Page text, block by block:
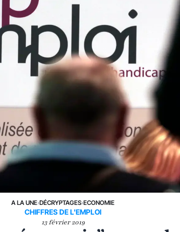
A LA UNE›DÉCRYPTAGES›ECONOMIE
CHIFFRES DE L'EMPLOI
13 février 2019